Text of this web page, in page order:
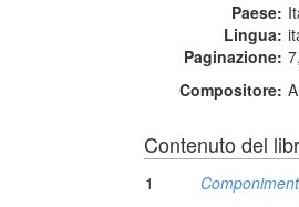
Paese:
Lingua:
Paginazione:
Compositore:
Contenuto del
1